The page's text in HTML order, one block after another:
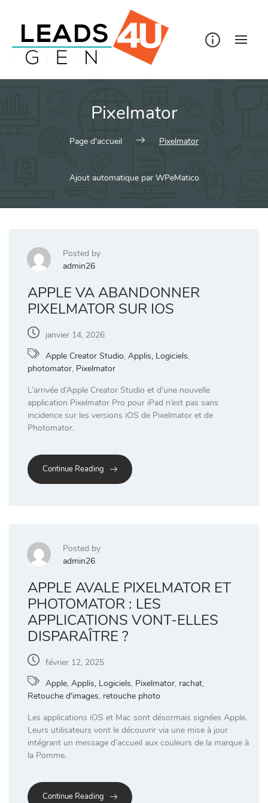
Pixelmator
Page d'accueil Pixelmator
Ajout automatique par WPeMatico
Posted by
admin26
APPLE VA ABANDONNER
PIXELMATOR SUR IOS
janvier 14, 2026
Apple Creator Studio, Applis, Logiciels,
photomator, Pixelmator
L’arrivée d’Apple Creator Studio et d’une nouvelle
application Pixelmator Pro pour iPad n’est pas sans
incidence sur les versions iOS de Pixelmator et de
Photomator.
Continue Reading
Posted by
admin26
APPLE AVALE PIXELMATOR ET
PHOTOMATOR : LES
APPLICATIONS VONT-ELLES
DISPARAÎTRE ?
février 12, 2025
Apple, Applis, Logiciels, Pixelmator, rachat,
Retouche d'images, retouche photo
Les applications iOS et Mac sont désormais signées Apple.
Leurs utilisateurs vont le découvrir via une mise à jour
intégrant un message d’accueil aux couleurs de la marque à
la Pomme.
Continue Reading